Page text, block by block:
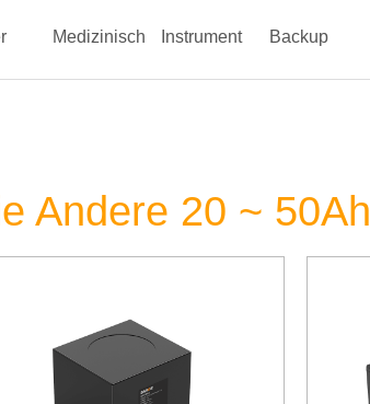
Medizinisch Instrument Backup
Andere 20 ~ 50Ah